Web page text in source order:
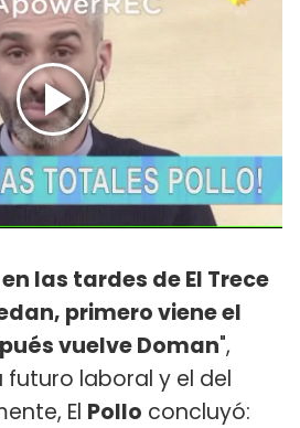
las tardes de El Trece
primero viene el
vuelve Doman",
futuro laboral y el del
El Pollo concluyó: